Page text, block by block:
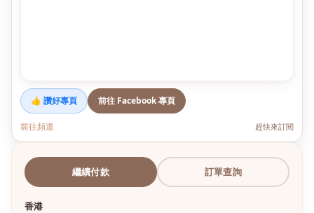
👍 讚好專頁 前往 Facebook 專頁
前往頻道 趕快來訂閱
繼續付款 訂單查詢
香港